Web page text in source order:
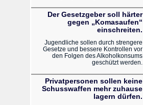
Der Gesetzgeber soll härter
gegen „Komasaufen“
einschreiten.
Jugendliche sollen durch strengere
Gesetze und bessere Kontrollen vor
den Folgen des Alkoholkonsums
geschützt werden.
Privatpersonen sollen keine
Schusswaffen mehr zuhause
lagern dürfen.